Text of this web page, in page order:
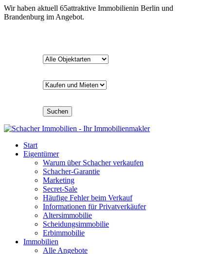
Wir haben aktuell 65attraktive Immobilienin Berlin und
Brandenburg im Angebot.
Suchen
Start
Eigentümer
Warum über Schacher verkaufen
Schacher-Garantie
Marketing
Secret-Sale
Häufige Fehler beim Verkauf
Informationen für Privatverkäufer
Altersimmobilie
Scheidungsimmobilie
Erbimmobilie
Immobilien
Alle Angebote